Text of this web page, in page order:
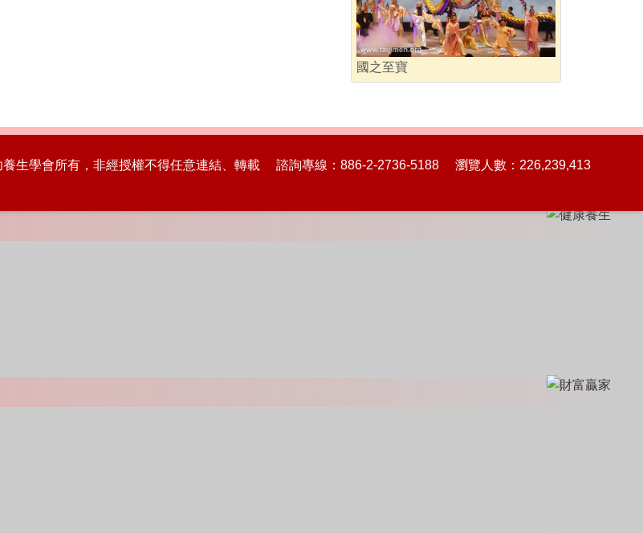
國之至寶
養生學會所有，非經授權不得任意連結、轉載 諮詢專線：886-2-2736-5188 瀏覽人數：226,239,413